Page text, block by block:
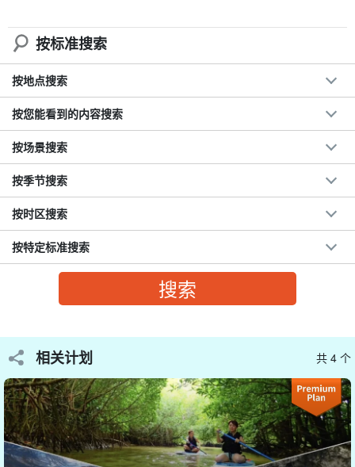
人气。卡比拉湾和蓝洞体验
在举世闻名的大海☆中水上漫步。
SUP 是 Stand Up Paddle（站立划桨）的缩写，也称为 "沙普 "或
"桨板"。
顾名思义，这是一项在全球迅速普及的海上运动，人们站在冲浪板
上，用桨在海洋、河流和其他水道上划行。
按标准搜索
按地点搜索
按您能看到的内容搜索
按场景搜索
按季节搜索
按时区搜索
按特定标准搜索
相关计划 共 4 个